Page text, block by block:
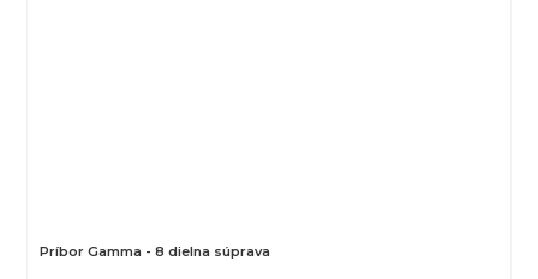
Príbor Gamma - 8 dielna súprava